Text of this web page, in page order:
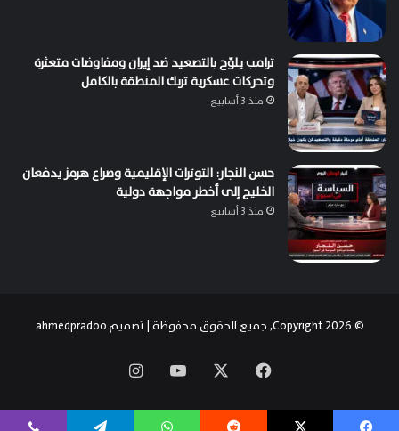
ترامب يلوّح بالتصعيد ضد إيران ومفاوضات متعثرة
وتحركات عسكرية تربك المنطقة بالكامل
منذ 3 أسابيع
حسن النجار: التوترات الإقليمية وصراع هرمز يدفعان
الخليج إلى أخطر مواجهة دولية
منذ 3 أسابيع
© Copyright 2026, جميع الحقوق محفوظة | تصميم ahmedpradoo
فيسبوك ‫YouTube